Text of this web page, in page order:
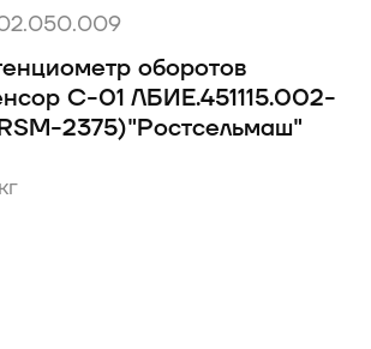
оборотов
С-01 ЛБИЕ.451115.002-
2375)"Ростсельмаш"